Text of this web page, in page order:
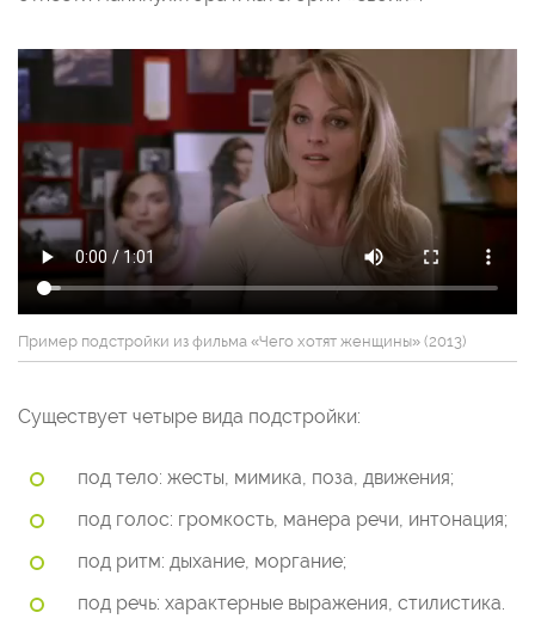
Пример подстройки из фильма «Чего хотят женщины» (2013)
Существует четыре вида подстройки:
под тело: жесты, мимика, поза, движения;
под голос: громкость, манера речи, интонация;
под ритм: дыхание, моргание;
под речь: характерные выражения, стилистика.